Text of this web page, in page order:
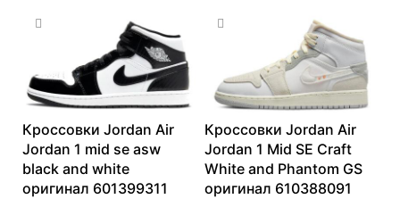
Кроссовки Jordan Air
Jordan 1 mid se asw
black and white
оригинал 601399311
Кроссовки Jordan Air
Jordan 1 Mid SE Craft
White and Phantom GS
оригинал 610388091